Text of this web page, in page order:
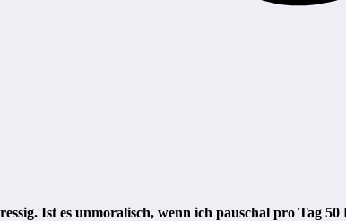
Ist es unmoralisch, wenn ich pauschal pro Tag